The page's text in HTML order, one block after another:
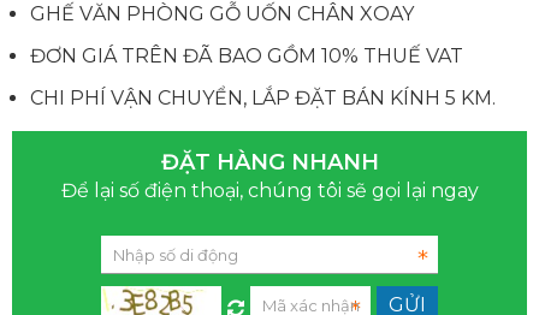
GHẾ VĂN PHÒNG GỖ UỐN CHÂN XOAY
ĐƠN GIÁ TRÊN ĐÃ BAO GỒM 10% THUẾ VAT
CHI PHÍ VẬN CHUYỂN, LẮP ĐẶT BÁN KÍNH 5 KM.
ĐẶT HÀNG NHANH
Để lại số điện thoại, chúng tôi sẽ gọi lại ngay